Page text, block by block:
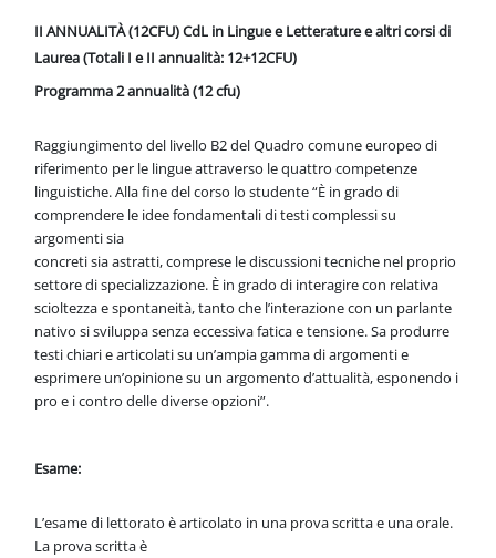
II ANNUALITÀ (12CFU) CdL in Lingue e Letterature e altri corsi di
Laurea (Totali I e II annualità: 12+12CFU)
Programma 2 annualità (12 cfu)
Raggiungimento del livello B2 del Quadro comune europeo di
riferimento per le lingueattraverso le quattro competenze
linguistiche. Alla fine del corso lo studente “È in grado di
comprendere le idee fondamentali di testi complessi su
argomenti sia
concreti sia astratti, comprese le discussioni tecniche nel proprio
settore dispecializzazione. È in grado di interagire con relativa
scioltezza e spontaneità, tanto che l’interazione con un parlante
nativo si sviluppa senza eccessiva fatica e tensione.Sa produrre
testi chiari e articolati su un’ampia gamma di argomenti e
esprimere un’opinione su un argomento d’attualità, esponendo i
pro e i contro delle diverseopzioni”.
Esame:
L’esame di lettorato è articolato in una prova scritta e una orale.
La prova scritta è